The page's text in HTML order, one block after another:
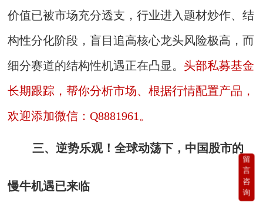
价值已被市场充分透支，行业进入题材炒作、结
构性分化阶段，盲目追高核心龙头风险极高，而
细分赛道的结构性机遇正在凸显。 头部私募基金
长期跟踪，帮你分析市场、根据行情配置产品，
欢迎添加微信：Q8881961。
三、逆势乐观！全球动荡下，中国股市的
慢牛机遇已来临
留
言
咨
询